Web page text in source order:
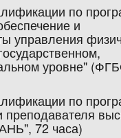
по
и
управления
уровне"
по
72 часа)